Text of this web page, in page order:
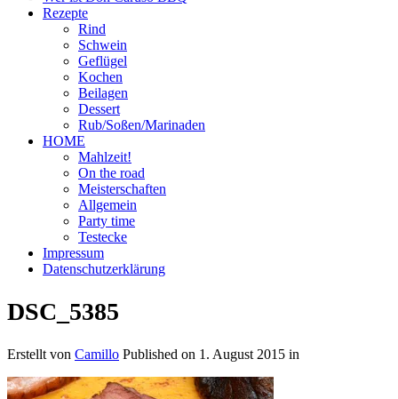
Rezepte
Rind
Schwein
Geflügel
Kochen
Beilagen
Dessert
Rub/Soßen/Marinaden
HOME
Mahlzeit!
On the road
Meisterschaften
Allgemein
Party time
Testecke
Impressum
Datenschutzerklärung
DSC_5385
Erstellt von Camillo Published on 1. August 2015 in